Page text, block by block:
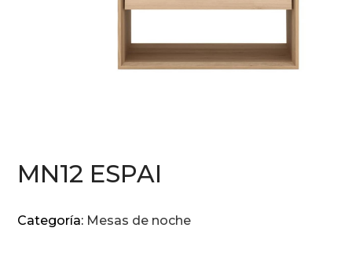
MN12 ESPAI
Categoría: Mesas de noche